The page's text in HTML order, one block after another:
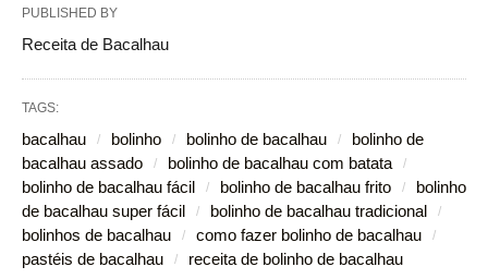
PUBLISHED BY
Receita de Bacalhau
TAGS:
bacalhau bolinho bolinho de bacalhau
bolinho de
bacalhau assado
bolinho de bacalhau com batata
bolinho de bacalhau fácil
bolinho de bacalhau frito
bolinho
de bacalhau super fácil
bolinho de bacalhau tradicional
bolinhos de bacalhau
como fazer bolinho de bacalhau
pastéis de bacalhau
receita de bolinho de bacalhau